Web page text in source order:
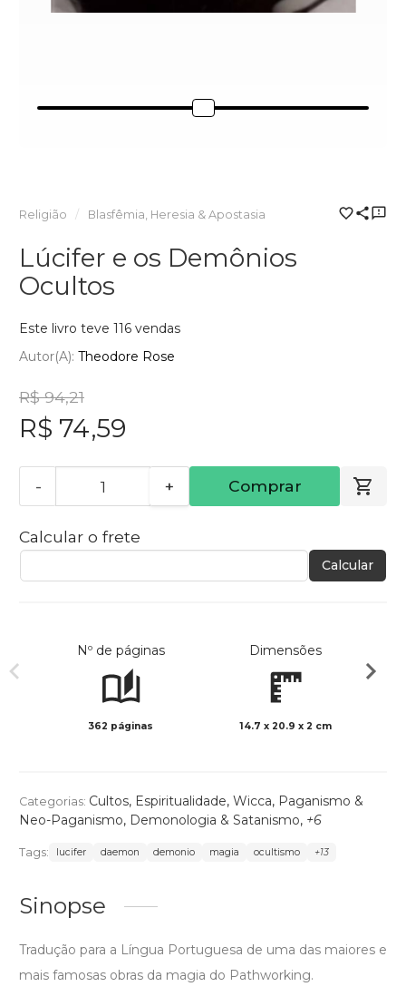
Religião Blasfêmia, Heresia & Apostasia
Lúcifer e os Demônios
Ocultos
Este livro teve 116 vendas
Autor(a): Theodore Rose
R$ 94,21
R$ 74,59
- + Comprar
Calcular o frete
Calcular
Nº de páginas
362 páginas
Dimensões
14.7 x 20.9 x 2 cm
Categorias: Cultos, Espiritualidade, Wicca, Paganismo &
Neo-Paganismo, Demonologia & Satanismo, +6
Tags: lucifer daemon demonio magia ocultismo +13
Sinopse
Tradução para a Língua Portuguesa de uma das maiores e
mais famosas obras da magia do Pathworking.